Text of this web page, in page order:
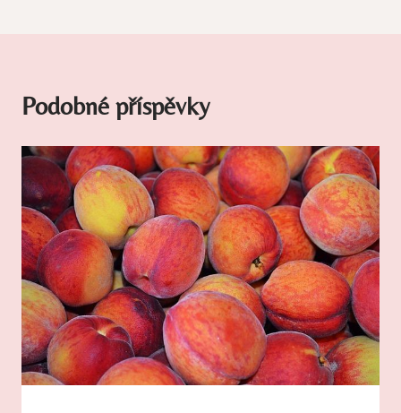
Podobné příspěvky